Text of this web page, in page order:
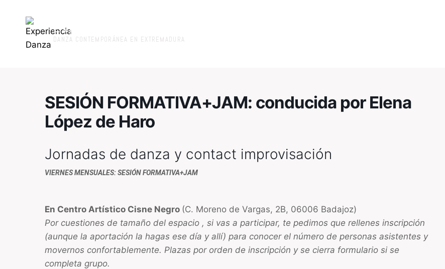
Experiencia Danza
DANZA CONTEMPORÁNEA EN EXTREMADURA
SESIÓN FORMATIVA+JAM: conducida por Elena
López de Haro
Jornadas de danza y contact improvisación
VIERNES MENSUALES: SESIÓN FORMATIVA+JAM
En Centro Artístico Cisne Negro (C. Moreno de Vargas, 2B, 06006 Badajoz)
Por cuestiones de tamaño del espacio , si vas a participar, te pedimos que rellenes inscripción
(aunque la aportación la hagas ese día y allí) para conocer el número de personas asistentes y
movernos confortablemente. Plazas por orden de inscripción y se cierra formulario si se
completa grupo.